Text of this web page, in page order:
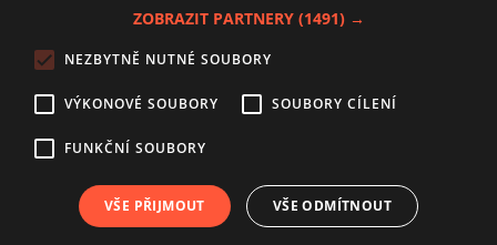
Zásady používání souborů cookies
Autoři
Nastavení cookies
ZOBRAZIT PARTNERY (1491) →
NEZBYTNĚ NUTNÉ SOUBORY
VÝKONOVÉ SOUBORY SOUBORY CÍLENÍ
FUNKČNÍ SOUBORY
VŠE PŘIJMOUT VŠE ODMÍTNOUT